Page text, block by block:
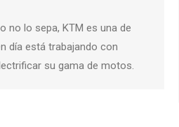
no lo sepa, KTM es una de
día está trabajando con
su gama de motos.